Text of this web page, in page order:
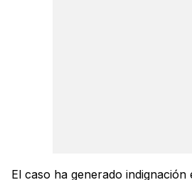
El caso ha generado